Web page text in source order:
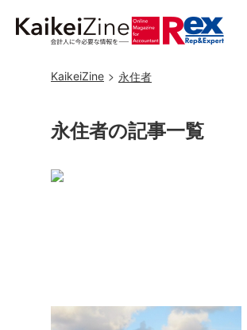
KaikeiZine 永住者
永住者の記事一覧